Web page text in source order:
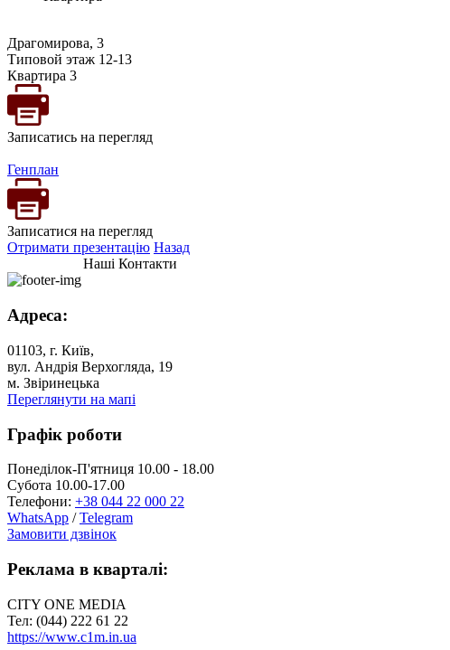
Драгомирова, 3
Типовой этаж 12-13
Квартира 3
Записатись на перегляд
Генплан
Записатися на перегляд
Отримати презентацію Назад
Наші Контакти
Адреса:
01103, г. Київ,
вул. Андрія Верхогляда, 19
м. Звіринецька
Переглянути на мапі
Графік роботи
Понеділок-П'ятниця 10.00 - 18.00
Субота 10.00-17.00
Телефони: +38 044 22 000 22
WhatsApp /Telegram
Замовити дзвінок
Реклама в кварталі:
CITY ONE MEDIA
Тел: (044) 222 61 22
https://www.c1m.in.ua